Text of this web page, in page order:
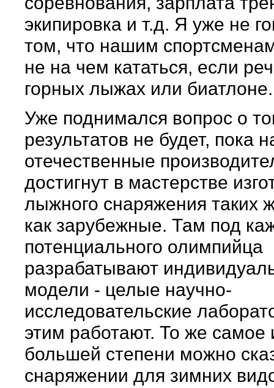
экипировка и т.д. Я уже не
том, что нашим
не на чем кататься, если
горных лыжах или биатлоне.
Уже поднимался вопрос о
результатов не будет, пока
отечественные
достигнут в мастерстве
лыжного снаряжения таких
как зарубежные. Там под
потенциального олимпийца
разрабатывают
модели - целые научно-
исследовательские
этим работают. То же самое
большей степени можно
снаряжении для зимних